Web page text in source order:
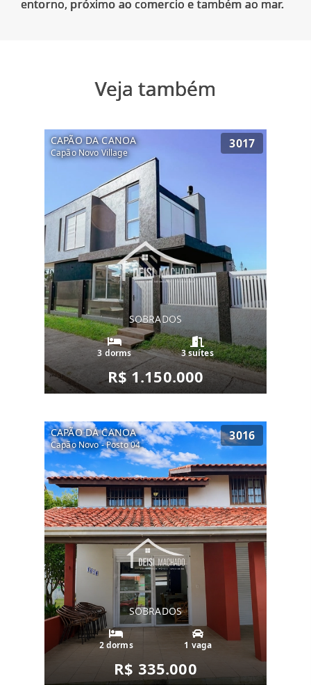
entorno, próximo ao comercio e também ao mar.
Veja também
CAPÃO DA CANOA
Capão Novo Village
3017
SOBRADOS
3 dorms 3 suítes
R$ 1.150.000
CAPÃO DA CANOA
Capão Novo - Posto 04
3016
SOBRADOS
2 dorms 1 vaga
R$ 335.000